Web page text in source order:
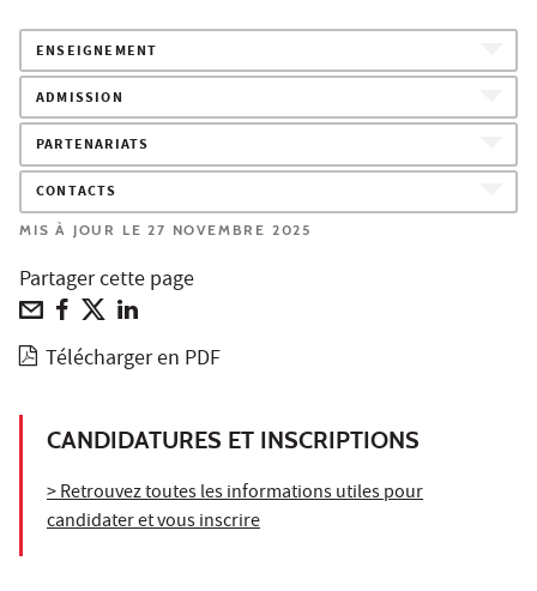
ENSEIGNEMENT
ADMISSION
PARTENARIATS
CONTACTS
MIS À JOUR LE 27 NOVEMBRE 2025
Partager cette page
Télécharger en PDF
CANDIDATURES ET INSCRIPTIONS
> Retrouvez toutes les informations utiles pour
candidater et vous inscrire